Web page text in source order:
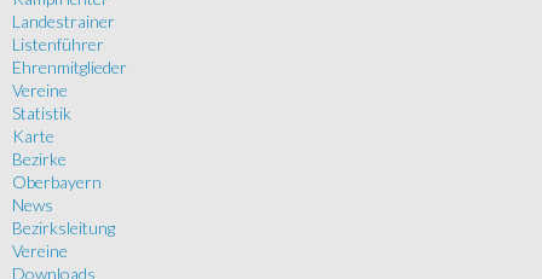
Landestrainer
Listenführer
Ehrenmitglieder
Vereine
Statistik
Karte
Bezirke
Oberbayern
News
Bezirksleitung
Vereine
Downloads